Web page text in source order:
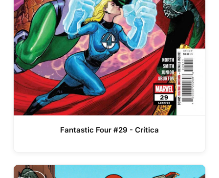
Fantastic Four #29 - Crítica